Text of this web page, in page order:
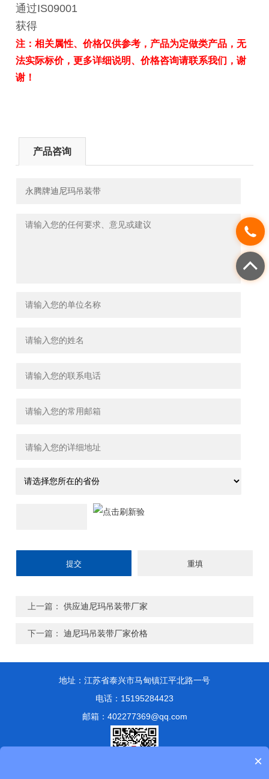
通过IS09001
获得
注：相关属性、价格仅供参考，产品为定做类产品，无
法实际标价，更多详细说明、价格咨询请联系我们，谢
谢！
产品咨询
上一篇：供应迪尼玛吊装带厂家
下一篇：迪尼玛吊装带厂家价格
地址：江苏省泰兴市马甸镇江平北路一号
电话：15195284423
邮箱：402277369@qq.com
×